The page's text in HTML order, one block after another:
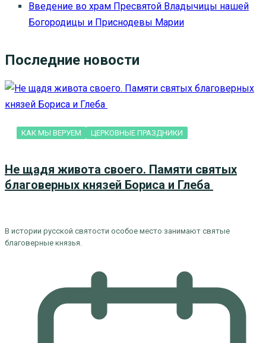
Введение во храм Пресвятой Владычицы нашей
Богородицы и Приснодевы Марии
Последние новости
КАК МЫ ВЕРУЕМ ЦЕРКОВНЫЕ ПРАЗДНИКИ
Не щадя живота своего. Памяти святых
благоверных князей Бориса и Глеба
В истории русской святости особое место занимают святые
благоверные князья.